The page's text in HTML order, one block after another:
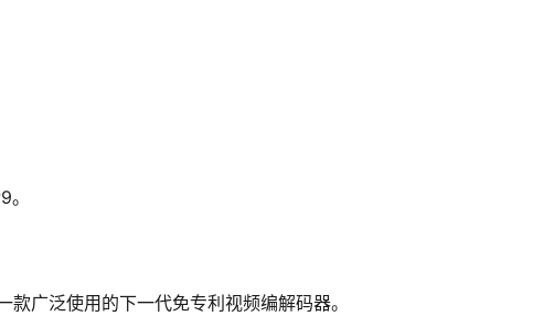
广泛使用的下一代免专利视频编解码器。